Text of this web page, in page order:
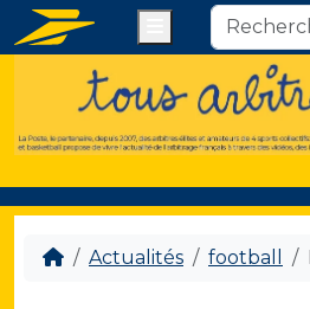
Actualités football